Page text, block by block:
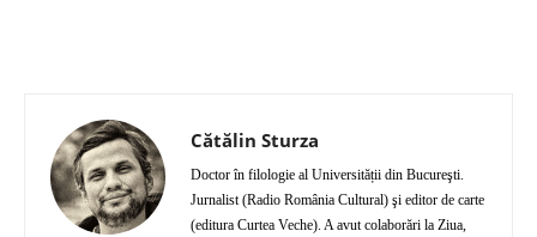
Cătălin Sturza
Doctor în filologie al Universității din Bucureşti.
Jurnalist (Radio România Cultural) şi editor de carte
(editura Curtea Veche). A avut colaborări la Ziua,